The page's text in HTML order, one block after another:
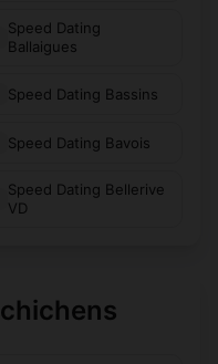
Speed Dating
Ballaigues
Speed Dating Bassins
Speed Dating Bavois
Speed Dating Bellerive
VD